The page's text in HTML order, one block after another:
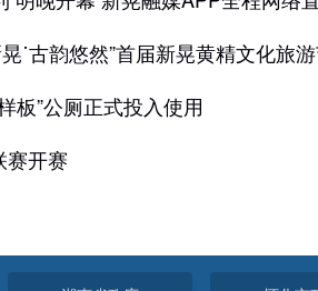
˙古韵悠然”首届新晃黄精文化旅
板”公厕正式投入使用
赛开赛